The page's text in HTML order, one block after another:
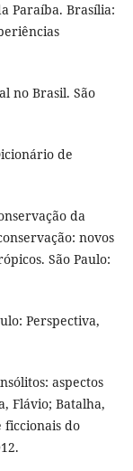
Paraíba. Brasília:
no Brasil. São
de
da
novos
São Paulo:
Perspectiva,
aspectos
Flávio; Batalha,
ficcionais do